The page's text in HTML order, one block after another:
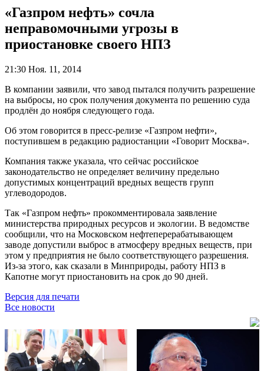
«Газпром нефть» сочла
неправомочными угрозы в
приостановке своего НПЗ
21:30 Ноя. 11, 2014
В компании заявили, что завод пытался получить разрешение
на выбросы, но срок получения документа по решению суда
продлён до ноября следующего года.
Об этом говорится в пресс-релизе «Газпром нефти»,
поступившем в редакцию радиостанции «Говорит Москва».
Компания также указала, что сейчас российское
законодательство не определяет величину предельно
допустимых концентраций вредных веществ групп
углеводородов.
Так «Газпром нефть» прокомментировала заявление
министерства природных ресурсов и экологии. В ведомстве
сообщили, что на Московском нефтеперерабатывающем
заводе допустили выброс в атмосферу вредных веществ, при
этом у предприятия не было соответствующего разрешения.
Из-за этого, как сказали в Минприроды, работу НПЗ в
Капотне могут приостановить на срок до 90 дней.
Версия для печати
Все новости